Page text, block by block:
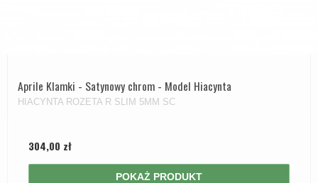
Aprile Klamki - Satynowy chrom - Model Hiacynta
HIACYNTA ROZETA R SLIM 5MM SC
304,00 zł
POKAŻ PRODUKT